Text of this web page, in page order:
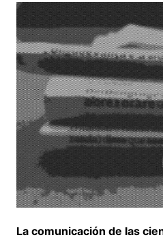
La comunicación de las